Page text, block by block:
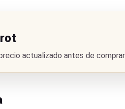
actualizado antes de comprar.